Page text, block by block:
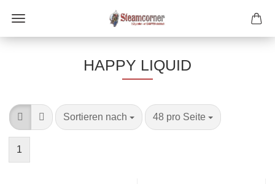
HAPPY LIQUID
Sortieren nach
Sortieren nach 48 pro Seite
pro Seite
1